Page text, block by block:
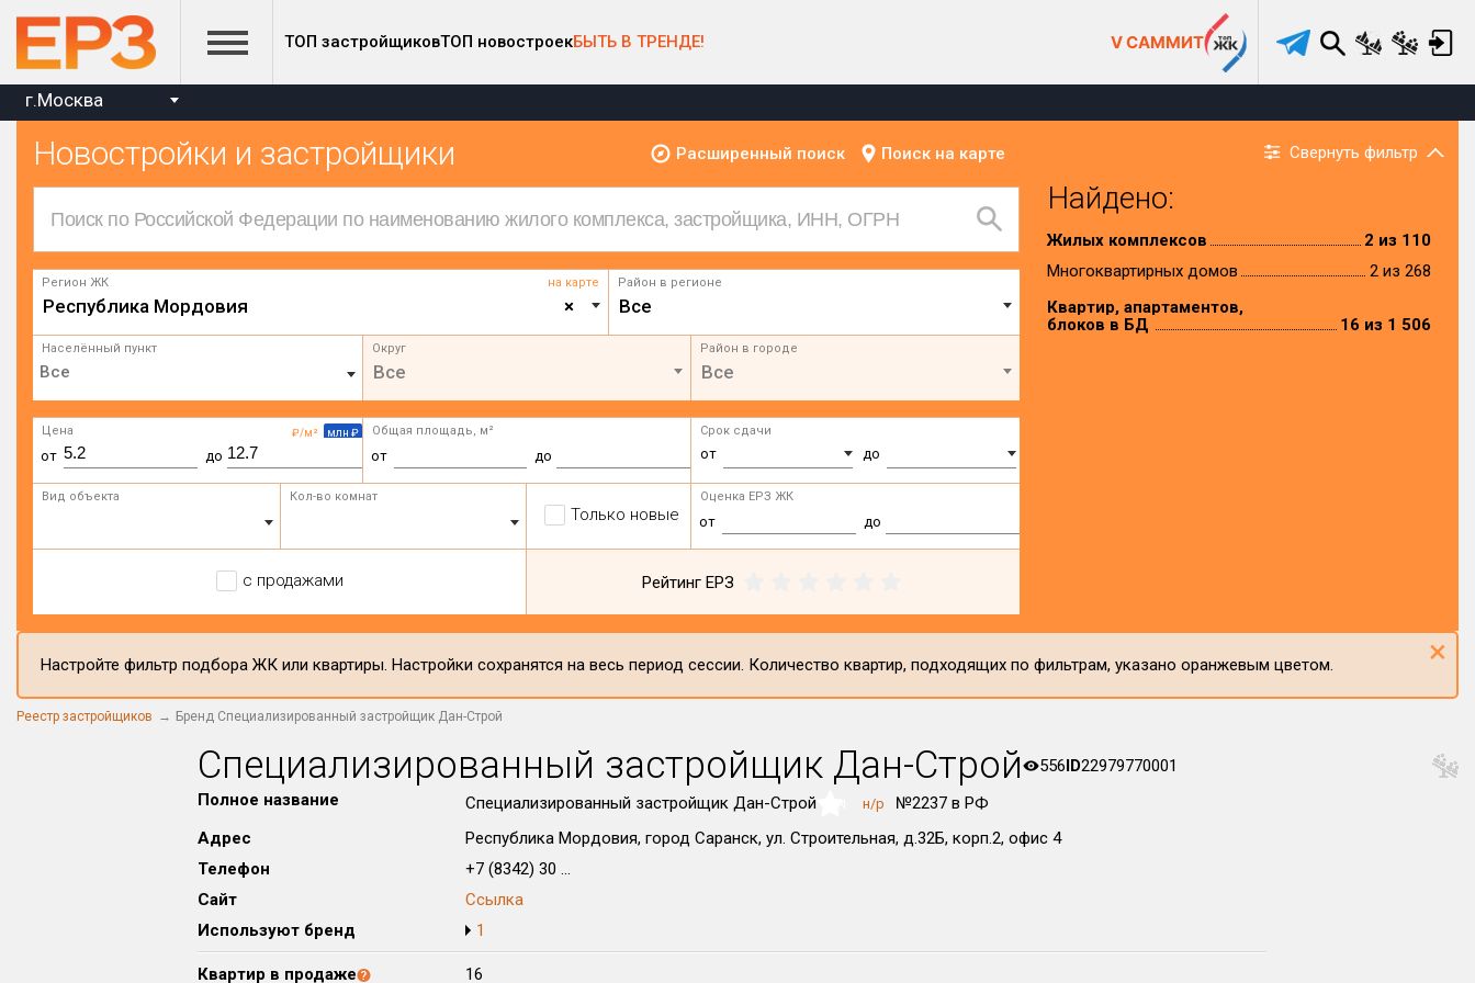
ТОП застройщиковТОП новостроекБЫТЬ В ТРЕНДЕ! V САММИТ
г.Москва
Новостройки и застройщики Расширенный поиск Поиск на карте Свернуть фильтр
Регион ЖК на карте
×
Республика Мордовия
Район в регионе
Все
Населённый пункт Округ
Все
Район в городе
Все
₽/м² млн ₽
Цена
от до
Общая площадь, м²
от до
Срок сдачи
от до
Вид объекта Кол-во комнат
Только новые
Оценка ЕРЗ ЖК
от до
с продажами Рейтинг ЕРЗ
Найдено:
Жилых комплексов
2 из 110
Многоквартирных домов
2 из 268
Квартир, апартаментов,
блоков в БД
16 из 1 506
Настройте фильтр подбора ЖК или квартиры. Настройки сохранятся на весь период сессии. Количество квартир, подходящих по фильтрам, указано оранжевым цветом. ×
Реестр застройщиков Бренд Специализированный застройщик Дан-Строй
Специализированный застройщик Дан-Строй 556ID22979770001
Полное название
Специализированный застройщик Дан-Строй н/р
№2237 в РФ
Адрес
Республика Мордовия, город Саранск, ул. Строительная, д.32Б, корп.2, офис 4
Телефон
+7 (8342) 30 ...
Сайт
Ссылка
Используют бренд
1
Квартир в продаже 16